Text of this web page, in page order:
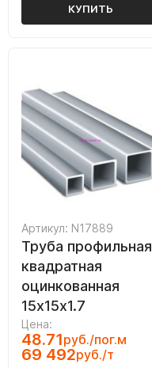
КУПИТЬ
Артикул: N17889
Труба профильная
квадратная
оцинкованная
15х15х1.7
Цена:
48.71руб./пог.м
69 492руб./т